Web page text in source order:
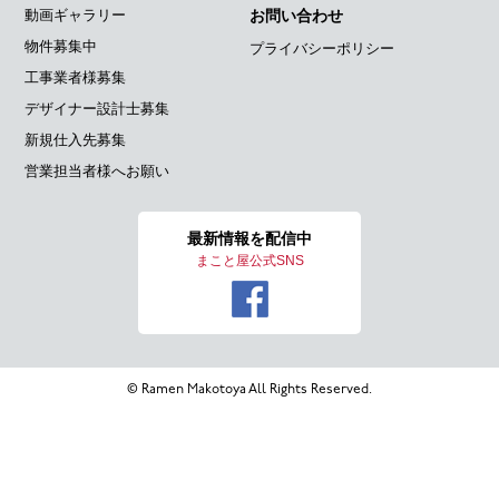
動画ギャラリー
物件募集中
工事業者様募集
デザイナー設計士募集
新規仕入先募集
営業担当者様へお願い
お問い合わせ
プライバシーポリシー
最新情報を配信中
まこと屋公式SNS
© Ramen Makotoya All Rights Reserved.